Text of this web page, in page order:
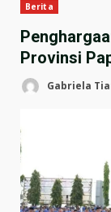
Berita
Provinsi
Gabriela